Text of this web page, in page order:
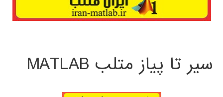
سیر تا پیاز متلب MATLAB